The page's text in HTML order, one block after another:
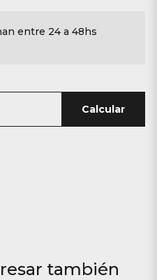
entre 24 a 48hs
Calcular
también